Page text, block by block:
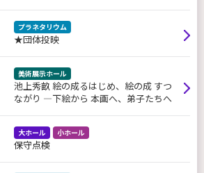
プラネタリウム
★団体投映
美術展示ホール
池上秀畝 絵の成るはじめ、絵の成 すつ
ながり ―下絵から 本画へ、弟子たちへ
大ホール 小ホール
保守点検